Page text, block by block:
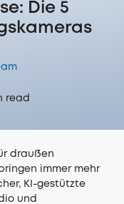
Die 5
read
draußen
immer mehr
KI-gestützte
und